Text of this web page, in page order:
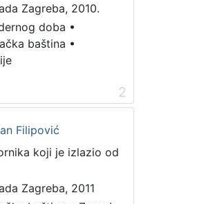
Zagreba, 2010.
doba •
baština •
2
Filipović
koji je izlazio od
Zagreba, 2011